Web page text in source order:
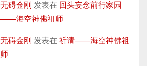
无碍金刚 发表在 回头妄念前行家园
——海空神佛祖师
无碍金刚 发表在 祈请——海空神佛祖
师